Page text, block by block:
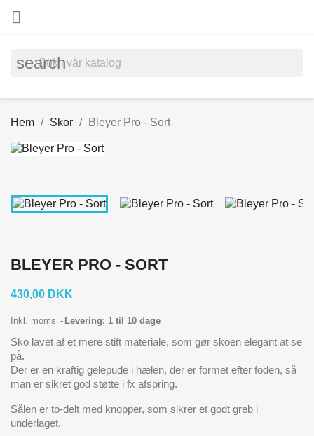

search
Hem Skor Bleyer Pro - Sort
BLEYER PRO - SORT
430,00 DKK
Inkl. moms Levering: 1 til 10 dage
Sko lavet af et mere stift materiale, som gør skoen elegant at se
på.
Der er en kraftig gelepude i hælen, der er formet efter foden, så
man er sikret god støtte i fx afspring.
Sålen er to-delt med knopper, som sikrer et godt greb i
underlaget.